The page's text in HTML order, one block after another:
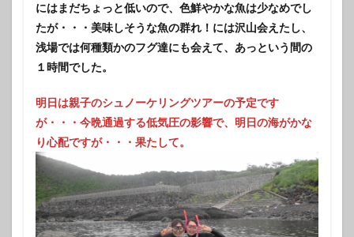
にはまだちょっと低いので、色鮮やかな魚は少なめでし
たが・・・美味しそうな魚の群れ！には沢山会えたし、
浅場では何種類かのフグ達にも会えて、あっという間の
１時間でした。
明日は親子のシュノーケリングツアーの予定です
が・・・今晩通過する低気圧の影響で、明日の海がかな
り心配ですが・・・果たして。